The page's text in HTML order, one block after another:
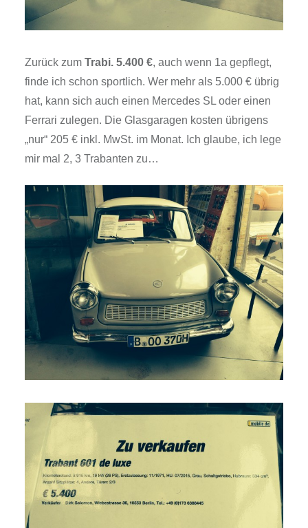
Zurück zum Trabi. 5.400 €, auch wenn 1a gepflegt,
finde ich schon sportlich. Wer mehr als 5.000 € übrig
hat, kann sich auch einen Mercedes SL oder einen
Ferrari zulegen. Die Glasgaragen kosten übrigens
„nur“ 205 € inkl. MwSt. im Monat. Ich glaube, ich lege
mir mal 2, 3 Trabanten zu…